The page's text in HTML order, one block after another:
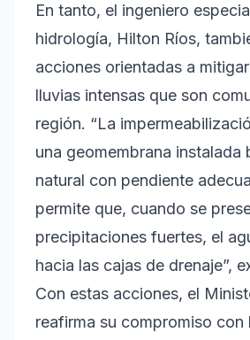
En tanto, el ingeniero
hidrología, Hilton Ríos,
acciones orientadas a
lluvias intensas que son
región. “La
una geomembrana instalada
natural con pendiente
permite que, cuando se
precipitaciones fuertes, el
hacia las cajas de drenaje”,
Con estas acciones, el
reafirma su compromiso con